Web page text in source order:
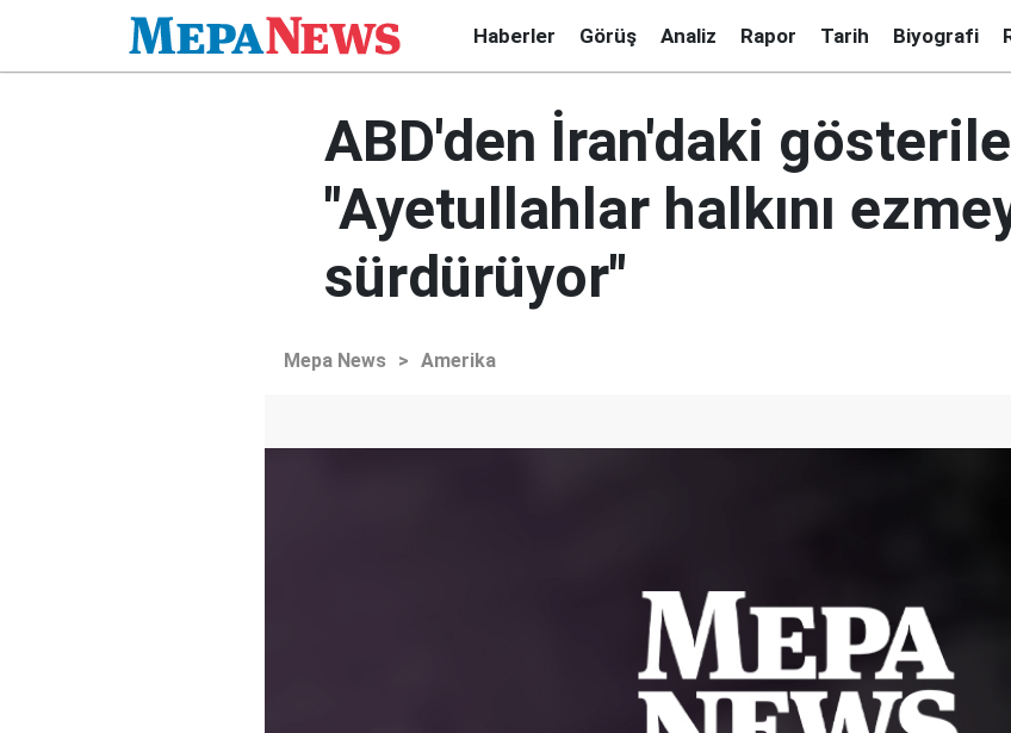
Haberler Görüş Analiz Rapor Tarih Biyografi
ABD'den İran'daki
"Ayetullahlar halkını
sürdürüyor"
Mepa News > Amerika